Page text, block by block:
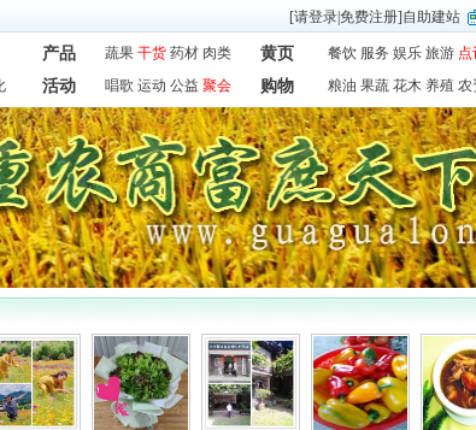
[请登录免费注册]自助建站
产品 蔬果 干货 药材 肉类 黄页 餐饮 服务 娱乐 旅游 点
活动 唱歌 运动 公益 聚会 购物 粮油 果蔬 花木 养殖 农